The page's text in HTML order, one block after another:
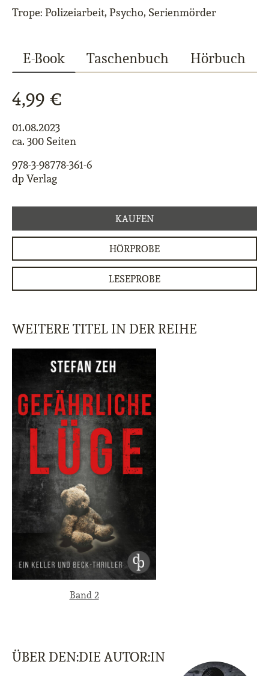
Trope: Polizeiarbeit, Psycho, Serienmörder
E-Book Taschenbuch Hörbuch
4,99 €
01.08.2023
ca. 300 Seiten
978-3-98778-361-6
dp Verlag
KAUFEN
HÖRPROBE
LESEPROBE
WEITERE TITEL IN DER REIHE
Band 2
ÜBER DEN:DIE AUTOR:IN